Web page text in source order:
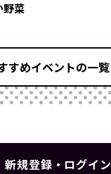
野菜
すめイベントの一覧
新規登録・ログイン